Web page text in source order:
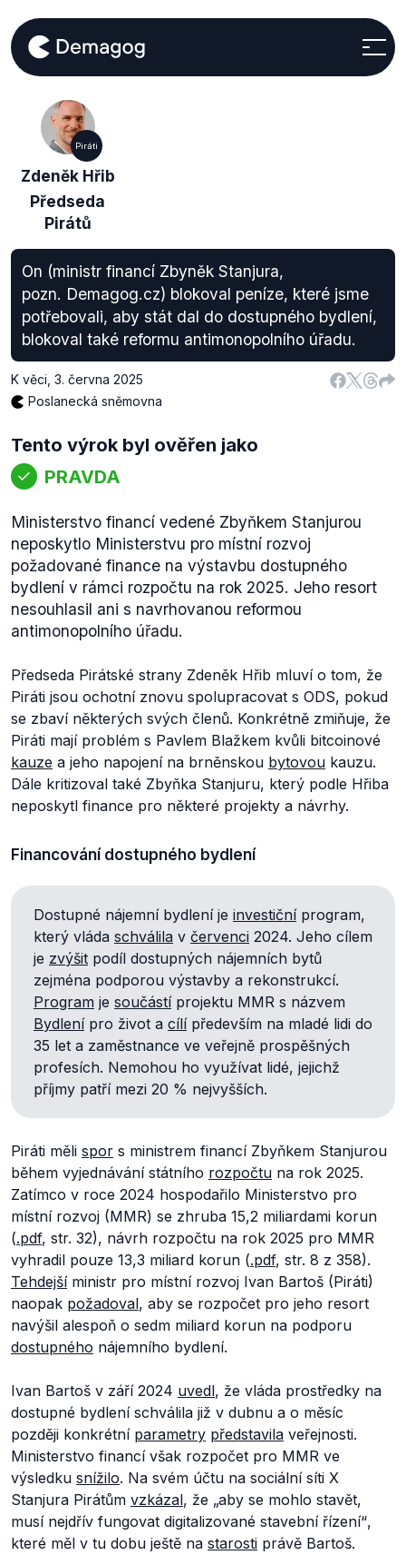
Piráti
Zdeněk Hřib
Předseda
Pirátů
On (ministr financí Zbyněk Stanjura,
pozn. Demagog.cz) blokoval peníze, které jsme
potřebovali, aby stát dal do dostupného bydlení,
blokoval také reformu antimonopolního úřadu.
K věci 3. června 2025
Poslanecká sněmovna
Tento výrok byl ověřen jako
PRAVDA
Ministerstvo financí vedené Zbyňkem Stanjurou
neposkytlo Ministerstvu pro místní rozvoj
požadované finance na výstavbu dostupného
bydlení v rámci rozpočtu na rok 2025. Jeho resort
nesouhlasil ani s navrhovanou reformou
antimonopolního úřadu.
Předseda Pirátské strany Zdeněk Hřib mluví o tom, že
Piráti jsou ochotní znovu spolupracovat s ODS, pokud
se zbaví některých svých členů. Konkrétně zmiňuje, že
Piráti mají problém s Pavlem Blažkem kvůli bitcoinové
kauze a jeho napojení na brněnskou bytovou kauzu.
Dále kritizoval také Zbyňka Stanjuru, který podle Hřiba
neposkytl finance pro některé projekty a návrhy.
Financování dostupného bydlení
Dostupné nájemní bydlení je investičníprogram,
který vláda schválila v červenci 2024. Jeho cílem
je zvýšit podíl dostupných nájemních bytů
zejména podporou výstavby a rekonstrukcí.
Program je součástíprojektu MMR s názvem
Bydlenípro život a cílípředevším na mladé lidi do
35 let a zaměstnance ve veřejně prospěšných
profesích. Nemohou ho využívat lidé, jejichž
příjmy patří mezi 20 % nejvyšších.
Piráti měli spor s ministrem financí Zbyňkem Stanjurou
během vyjednávání státního rozpočtu na rok 2025.
Zatímco v roce 2024 hospodařilo Ministerstvo pro
místní rozvoj (MMR) se zhruba 15,2 miliardami korun
(.pdf, str. 32), návrh rozpočtu na rok 2025 pro MMR
vyhradil pouze 13,3 miliard korun (.pdf, str. 8 z 358).
Tehdejšíministr pro místní rozvoj Ivan Bartoš (Piráti)
naopak požadoval, aby se rozpočet pro jeho resort
navýšil alespoň o sedm miliard korun na podporu
dostupného nájemního bydlení.
Ivan Bartoš v září 2024 uvedl, že vláda prostředky na
dostupné bydlení schválila již v dubnu a o měsíc
později konkrétní parametry představila veřejnosti.
Ministerstvo financí však rozpočet pro MMR ve
výsledku snížilo. Na svém účtu na sociální síti X
Stanjura Pirátům vzkázal, že „aby se mohlo stavět,
musí nejdřív fungovat digitalizované stavební řízení“,
které měl v tu dobu ještě na starosti právě Bartoš.